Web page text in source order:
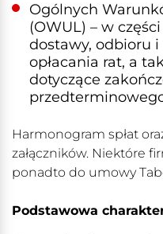
Ogólnych
(OWUL) – w
dostawy, odbioru
opłacania rat, a
dotyczące
Harmonogram spłat
załączników. Niektóre
ponadto do umowy
Podstawowa